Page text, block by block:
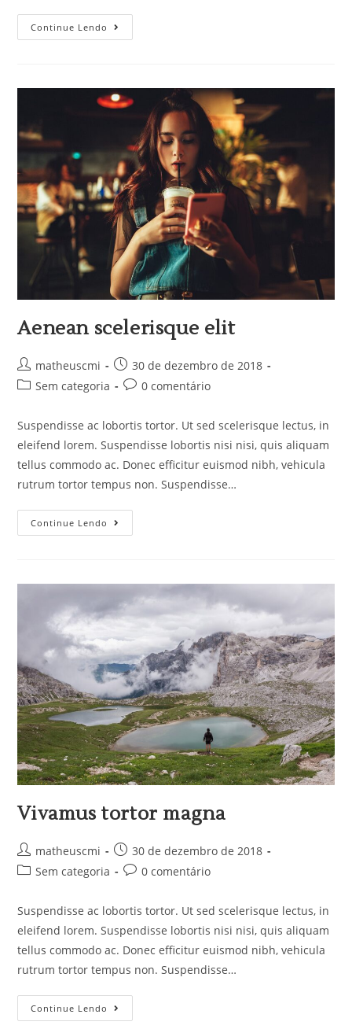
Continue Lendo
Aenean scelerisque elit
matheuscmi
30 de dezembro de 2018
Sem categoria
0 comentário
Suspendisse ac lobortis tortor. Ut sed scelerisque lectus, in
eleifend lorem. Suspendisse lobortis nisi nisi, quis aliquam
tellus commodo ac. Donec efficitur euismod nibh, vehicula
rutrum tortor tempus non. Suspendisse…
Continue Lendo
Vivamus tortor magna
matheuscmi
30 de dezembro de 2018
Sem categoria
0 comentário
Suspendisse ac lobortis tortor. Ut sed scelerisque lectus, in
eleifend lorem. Suspendisse lobortis nisi nisi, quis aliquam
tellus commodo ac. Donec efficitur euismod nibh, vehicula
rutrum tortor tempus non. Suspendisse…
Continue Lendo